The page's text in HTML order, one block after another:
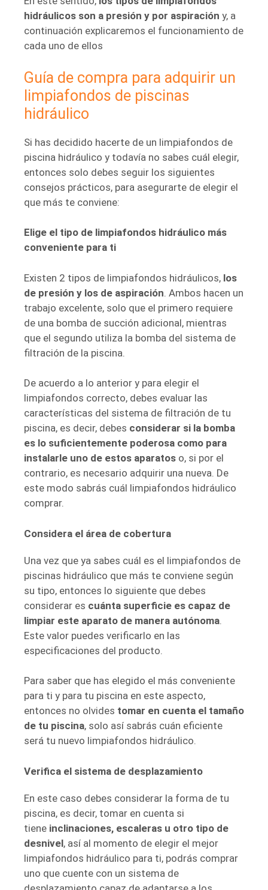
hidráulicos son a presión y por aspiración y, a
continuación explicaremos el funcionamiento de
cada uno de ellos
Guía de compra para adquirir un
limpiafondos de piscinas
hidráulico
Si has decidido hacerte de un limpiafondos de
piscina hidráulico y todavía no sabes cuál elegir,
entonces solo debes seguir los siguientes
consejos prácticos, para asegurarte de elegir el
que más te conviene:
Elige el tipo de limpiafondos hidráulico más
conveniente para ti
Existen 2 tipos de limpiafondos hidráulicos, los
de presión y los de aspiración. Ambos hacen un
trabajo excelente, solo que el primero requiere
de una bomba de succión adicional, mientras
que el segundo utiliza la bomba del sistema de
filtración de la piscina.
De acuerdo a lo anterior y para elegir el
limpiafondos correcto, debes evaluar las
características del sistema de filtración de tu
piscina, es decir, debes considerar si la bomba
es lo suficientemente poderosa como para
instalarle uno de estos aparatos o, si por el
contrario, es necesario adquirir una nueva. De
este modo sabrás cuál limpiafondos hidráulico
comprar.
Considera el área de cobertura
Una vez que ya sabes cuál es el limpiafondos de
piscinas hidráulico que más te conviene según
su tipo, entonces lo siguiente que debes
considerar es cuánta superficie es capaz de
limpiar este aparato de manera autónoma.
Este valor puedes verificarlo en las
especificaciones del producto.
Para saber que has elegido el más conveniente
para ti y para tu piscina en este aspecto,
entonces no olvides tomar en cuenta el tamaño
de tu piscina, solo así sabrás cuán eficiente
será tu nuevo limpiafondos hidráulico.
Verifica el sistema de desplazamiento
En este caso debes considerar la forma de tu
piscina, es decir, tomar en cuenta si
tiene inclinaciones, escaleras u otro tipo de
desnivel, así al momento de elegir el mejor
limpiafondos hidráulico para ti, podrás comprar
uno que cuente con un sistema de